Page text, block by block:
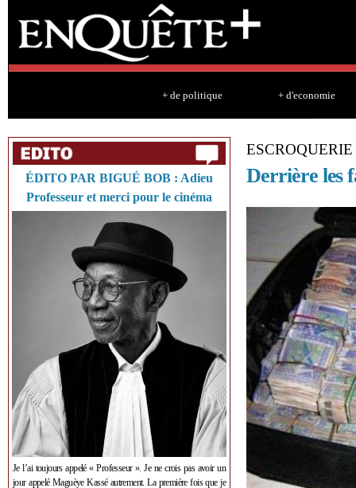
+ de politique + d'economie
ÉDITO PAR BIGUÉ BOB : Adieu
Professeur et merci pour le cinéma
Je l’ai toujours appelé « Professeur ». Je ne crois pas avoir un
jour appelé Maguèye Kassé autrement. La première fois que je
Derrière les